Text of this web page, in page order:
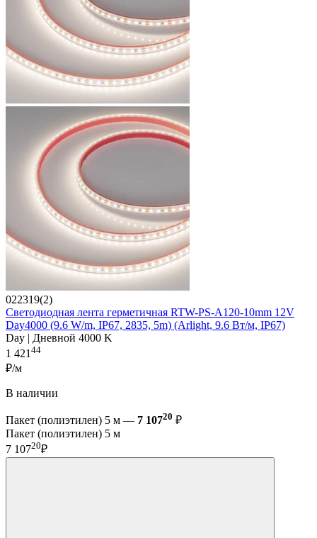
022319(2)
Светодиодная лента герметичная RTW-PS-A120-10mm 12V
Day4000 (9.6 W/m, IP67, 2835, 5m) (Arlight, 9.6 Вт/м, IP67)
Day | Дневной 4000 K
1 421 44
₽/м
В наличии
Пакет (полиэтилен) 5 м — 7 10720 ₽
Пакет (полиэтилен) 5 м
7 10720₽